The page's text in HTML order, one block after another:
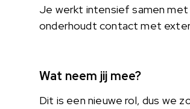
Je werkt intensief samen met
onderhoudt contact met
Wat neem jij mee?
Dit is een nieuwe rol, dus we